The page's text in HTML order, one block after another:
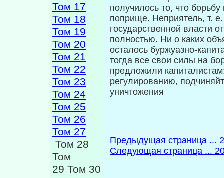
Том 17
Том 18
Том 19
Том 20
Том 21
Том 22
Том 23
Том 24
Том 25
Том 26
Том 27
Том 28
Том
29 Том 30
получилось то, что
поприще. Неприятель, т. е.
государственной власти
полностью. Ни о каких
осталось буржуазно-
тогда все свои силы на
предложили
регулированию,
уничтожения
Предыдущая страница ...
Следующая страница ...